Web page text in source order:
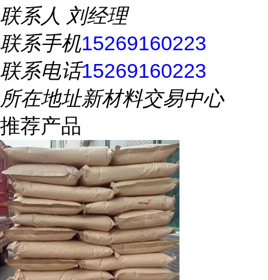
联系人 刘经理
联系手机15269160223
联系电话15269160223
所在地址新材料交易中心
推荐产品